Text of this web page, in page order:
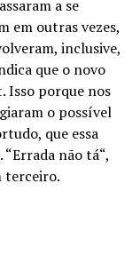
a se
em outras vezes,
inclusive,
que o novo
Isso porque nos
o possível
que essa
não tá“,
terceiro.